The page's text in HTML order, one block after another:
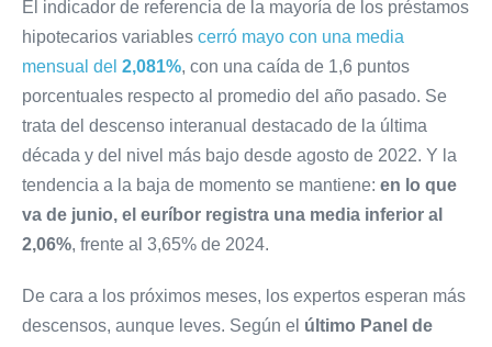
El indicador de referencia de la mayoría de los préstamos
hipotecarios variables cerró mayo con una media
mensual del 2,081%, con una caída de 1,6 puntos
porcentuales respecto al promedio del año pasado. Se
trata del descenso interanual destacado de la última
década y del nivel más bajo desde agosto de 2022. Y la
tendencia a la baja de momento se mantiene: en lo que
va de junio, el euríbor registra una media inferior al
2,06%, frente al 3,65% de 2024.
De cara a los próximos meses, los expertos esperan más
descensos, aunque leves. Según el último Panel de